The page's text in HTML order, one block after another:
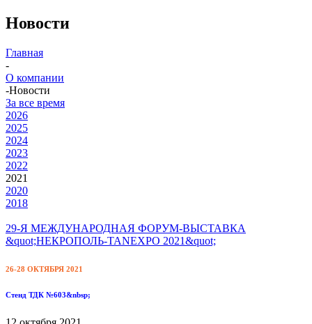
Новости
Главная
-
О компании
-Новости
За все время
2026
2025
2024
2023
2022
2021
2020
2018
29-Я МЕЖДУНАРОДНАЯ ФОРУМ-ВЫСТАВКА
&quot;НЕКРОПОЛЬ-TANEXPO 2021&quot;
26-28 ОКТЯБРЯ 2021
Стенд ТДК №603&nbsp;